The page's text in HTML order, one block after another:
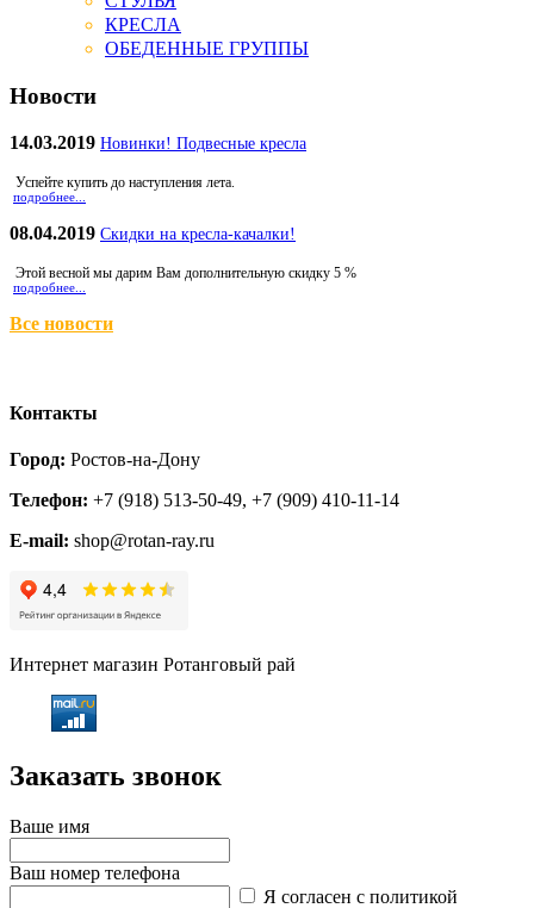
КРЕСЛА
ОБЕДЕННЫЕ ГРУППЫ
Новости
14.03.2019 Новинки! Подвесные кресла
Успейте купить до наступления лета.
подробнее...
08.04.2019 Скидки на кресла-качалки!
Этой весной мы дарим Вам дополнительную скидку 5 %
подробнее...
Все новости
Контакты
Город: Ростов-на-Дону
Телефон: +7 (918) 513-50-49, +7 (909) 410-11-14
E-mail: shop@rotan-ray.ru
Интернет магазин Ротанговый рай
Заказать звонок
Ваше имя
Ваш номер телефона
Я согласен с политикой